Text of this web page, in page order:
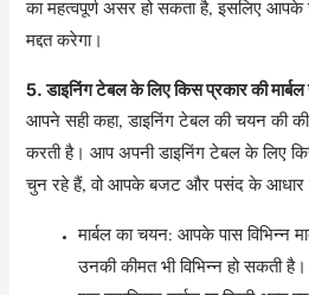
का महत्वपूर्ण असर हो सकता है, इसलिए
मद्दत करेगा।
5. डाइनिंग टेबल के लिए किस प्रकार की मार्बल
आपने सही कहा, डाइनिंग टेबल की चयन की
करती है। आप अपनी डाइनिंग टेबल के लिए किस
चुन रहे हैं, वो आपके बजट और पसंद के आधार
मार्बल का चयन: आपके पास विभिन्न
उनकी कीमत भी विभिन्न हो सकती